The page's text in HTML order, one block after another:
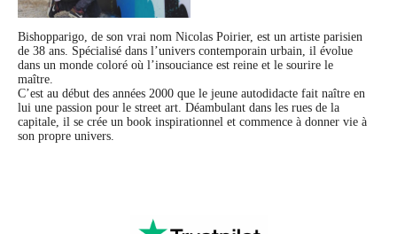
Kit de fixation: Inclus
Oui, tous nos abattants sont équipés d’un double frein de chute pour une descente
Le produit est-il authentifié par le designer ou l’artiste ?
Bishopparigo, de son vrai nom Nicolas Poirier, est un artiste parisien
de 38 ans. Spécialisé dans l’univers contemporain urbain, il évolue
dans un monde coloré où l’insouciance est reine et le sourire le
maître.
C’est au début des années 2000 que le jeune autodidacte fait naître en
lui une passion pour le street art. Déambulant dans les rues de la
capitale, il se crée un book inspirationnel et commence à donner vie à
son propre univers.